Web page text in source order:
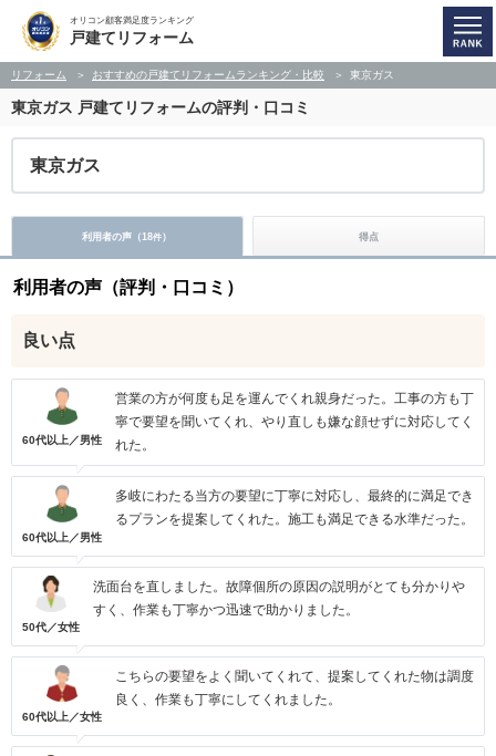
オリコン顧客満足度ランキング
戸建てリフォーム
リフォーム おすすめの戸建てリフォームランキング・比較 東京ガス
東京ガス 戸建てリフォームの評判・口コミ
東京ガス
利用者の声（18件） 得点
利用者の声（評判・口コミ）
良い点
60代以上／男性
営業の方が何度も足を運んでくれ親身だった。工事の方も丁
寧で要望を聞いてくれ、やり直しも嫌な顔せずに対応してく
れた。
60代以上／男性
多岐にわたる当方の要望に丁寧に対応し、最終的に満足でき
るプランを提案してくれた。施工も満足できる水準だった。
50代／女性
洗面台を直しました。故障個所の原因の説明がとても分かりや
すく、作業も丁寧かつ迅速で助かりました。
60代以上／女性
こちらの要望をよく聞いてくれて、提案してくれた物は調度
良く、作業も丁寧にしてくれました。